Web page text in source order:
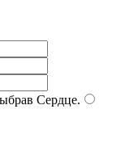
Сердце.